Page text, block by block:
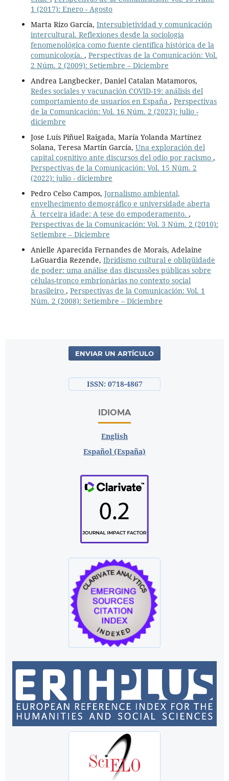
1 (2017): Enero - Agosto
Marta Rizo García, Intersubjetividad y comunicación
intercultural. Reflexiones desde la sociología
fenomenológica como fuente científica histórica de la
comunicología. , Perspectivas de la Comunicación: Vol.
2 Núm. 2 (2009): Setiembre – Diciembre
Andrea Langbecker, Daniel Catalan Matamoros,
Redes sociales y vacunación COVID-19: análisis del
comportamiento de usuarios en España , Perspectivas
de la Comunicación: Vol. 16 Núm. 2 (2023): julio -
diciembre
Jose Luís Piñuel Raigada, María Yolanda Martínez
Solana, Teresa Martín García, Una exploración del
capital cognitivo ante discursos del odio por racismo ,
Perspectivas de la Comunicación: Vol. 15 Núm. 2
(2022): julio - diciembre
Pedro Celso Campos, Jornalismo ambiental,
envelhecimento demográfico e universidade aberta
Ã terceira idade: A tese do empoderamento. ,
Perspectivas de la Comunicación: Vol. 3 Núm. 2 (2010):
Setiembre – Diciembre
Anielle Aparecida Fernandes de Morais, Adelaine
LaGuardia Rezende, Ibridismo cultural e obliqüidade
de poder: uma análise das discussões públicas sobre
células-tronco embrionárias no contexto social
brasileiro , Perspectivas de la Comunicación: Vol. 1
Núm. 2 (2008): Setiembre – Diciembre
ENVIAR UN ARTÍCULO
ISSN: 0718-4867
IDIOMA
English
Español (España)